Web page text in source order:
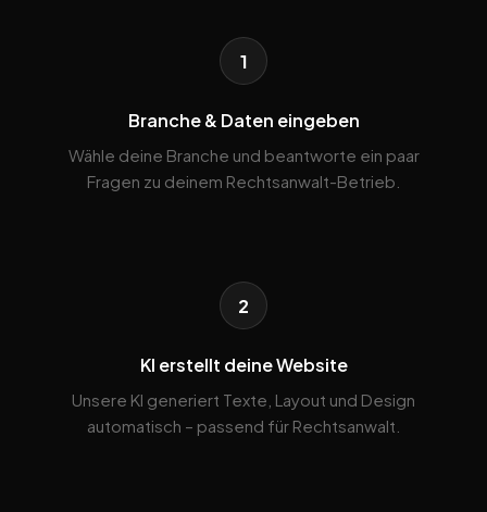
1
Branche & Daten eingeben
Wähle deine Branche und beantworte ein paar
Fragen zu deinem Rechtsanwalt-Betrieb.
2
KI erstellt deine Website
Unsere KI generiert Texte, Layout und Design
automatisch – passend für Rechtsanwalt.